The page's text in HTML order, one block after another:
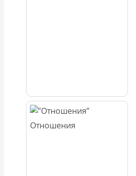
Отношения